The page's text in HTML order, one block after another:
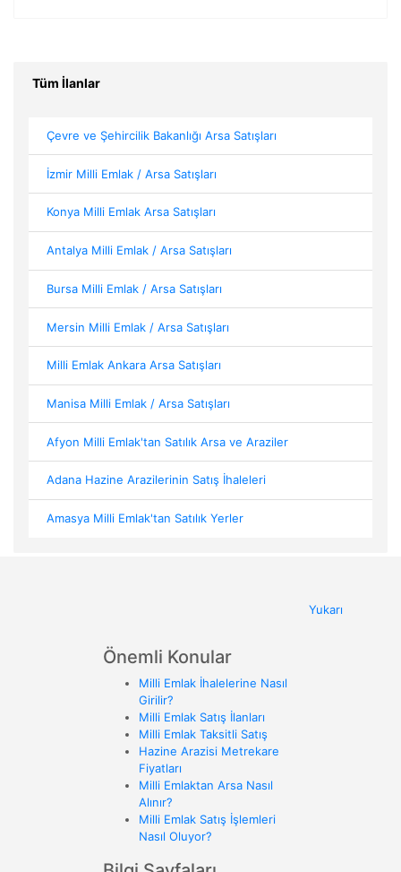
Tüm İlanlar
Çevre ve Şehircilik Bakanlığı Arsa Satışları
İzmir Milli Emlak / Arsa Satışları
Konya Milli Emlak Arsa Satışları
Antalya Milli Emlak / Arsa Satışları
Bursa Milli Emlak / Arsa Satışları
Mersin Milli Emlak / Arsa Satışları
Milli Emlak Ankara Arsa Satışları
Manisa Milli Emlak / Arsa Satışları
Afyon Milli Emlak'tan Satılık Arsa ve Araziler
Adana Hazine Arazilerinin Satış İhaleleri
Amasya Milli Emlak'tan Satılık Yerler
Yukarı
Önemli Konular
Milli Emlak İhalelerine Nasıl
Girilir?
Milli Emlak Satış İlanları
Milli Emlak Taksitli Satış
Hazine Arazisi Metrekare
Fiyatları
Milli Emlaktan Arsa Nasıl
Alınır?
Milli Emlak Satış İşlemleri
Nasıl Oluyor?